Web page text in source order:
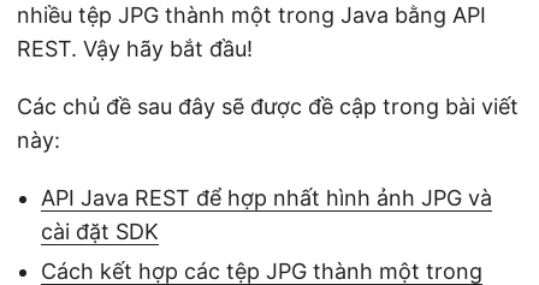
nhiều tệp JPG thành một trong Java bằng API
REST. Vậy hãy bắt đầu!
Các chủ đề sau đây sẽ được đề cập trong bài viết
này:
API Java REST để hợp nhất hình ảnh JPG và
cài đặt SDK
Cách kết hợp các tệp JPG thành một trong